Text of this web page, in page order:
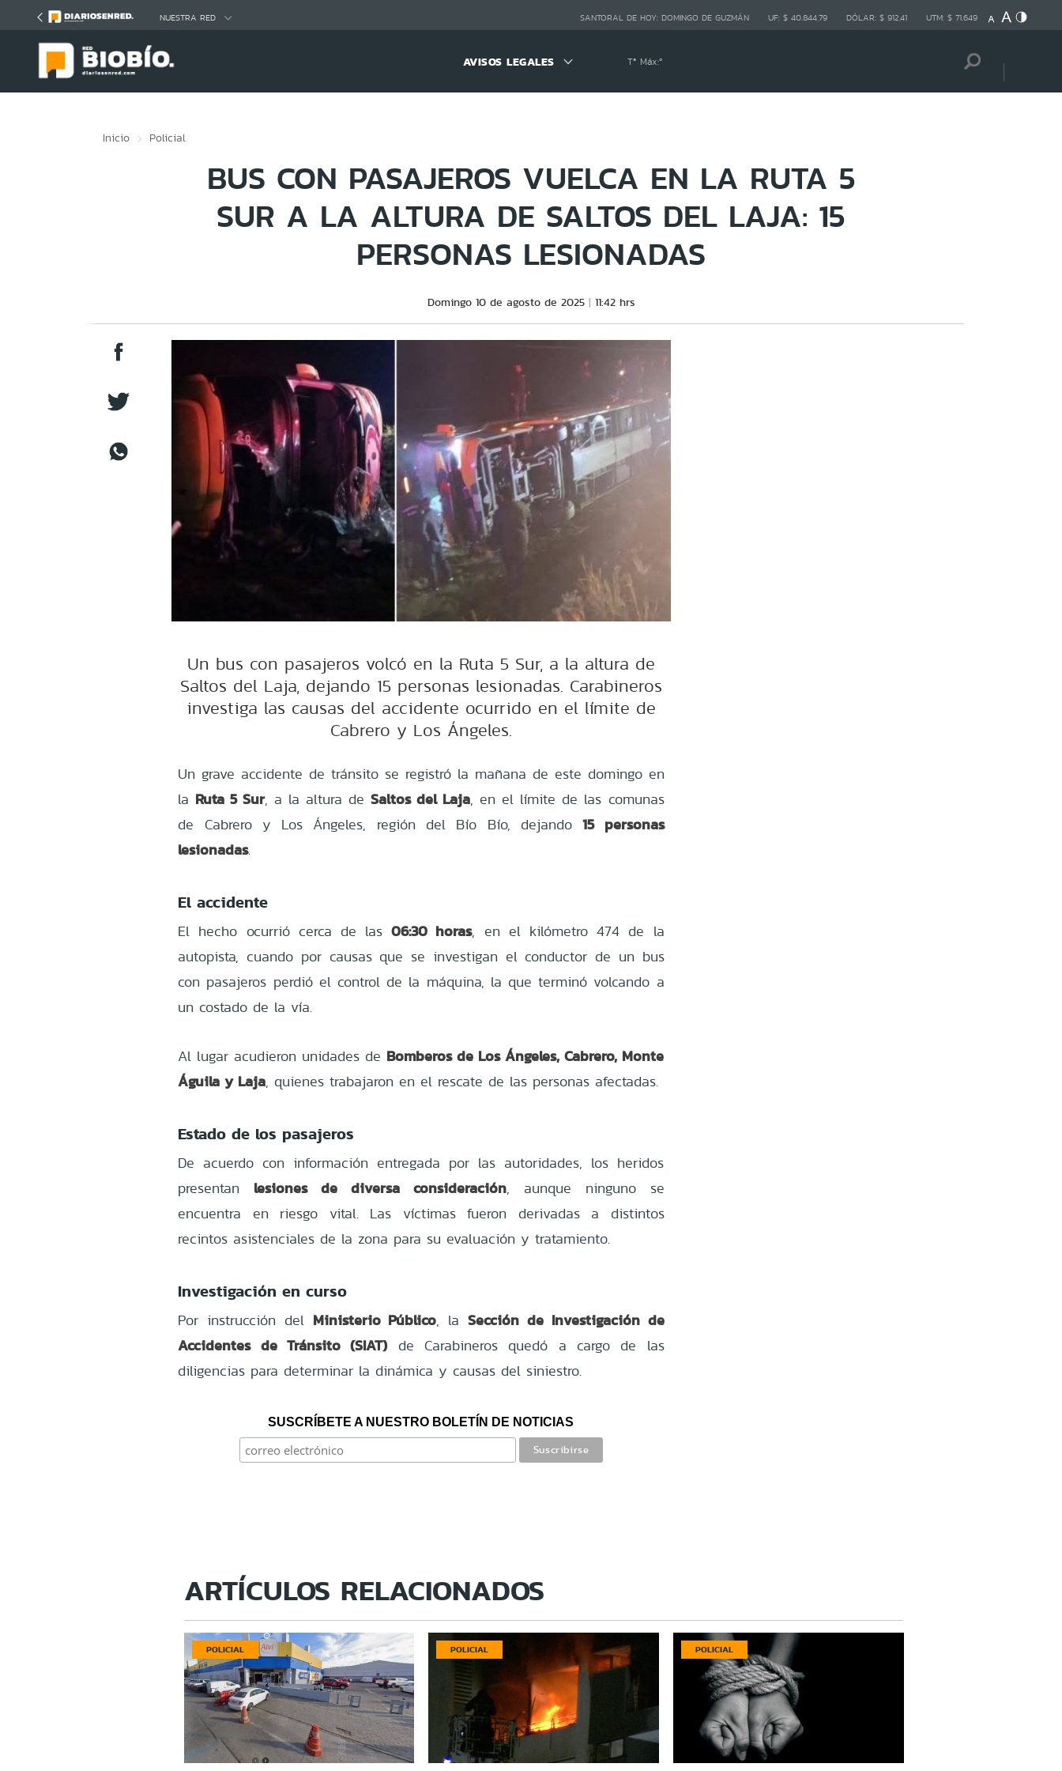
NUESTRA RED SANTORAL DE HOY: DOMINGO DE GUZMÁN UF: $ 40.844,79 DÓLAR: $ 912,41 UTM: $ 71.649
AVISOS LEGALES Tª Máx:º
Inicio Policial
BUS CON PASAJEROS VUELCA EN LA RUTA 5
SUR A LA ALTURA DE SALTOS DEL LAJA: 15
PERSONAS LESIONADAS
Domingo 10 de agosto de 2025 11:42 hrs
Un bus con pasajeros volcó en la Ruta 5 Sur, a la altura de
Saltos del Laja, dejando 15 personas lesionadas. Carabineros
investiga las causas del accidente ocurrido en el límite de
Cabrero y Los Ángeles.
Un grave accidente de tránsito se registró la mañana de este domingo en
la Ruta 5 Sur, a la altura deSaltos del Laja, en el límite de las comunas
de Cabrero y Los Ángeles, región del Bío Bío, dejando15 personas
lesionadas.
El accidente
El hecho ocurrió cerca de las06:30 horas, en el kilómetro 474 de la
autopista, cuando por causas que se investigan el conductor de un bus
con pasajeros perdió el control de la máquina, la que terminó volcando a
un costado de la vía.
Al lugar acudieron unidades de Bomberos de Los Ángeles, Cabrero, Monte
Águila y Laja, quienes trabajaron en el rescate de las personas afectadas.
Estado de los pasajeros
De acuerdo con información entregada por las autoridades, los heridos
presentan lesiones de diversa consideración, aunque ninguno se
encuentra en riesgo vital. Las víctimas fueron derivadas a distintos
recintos asistenciales de la zona para su evaluación y tratamiento.
Investigación en curso
Por instrucción del Ministerio Público, laSección de Investigación de
Accidentes de Tránsito (SIAT)de Carabineros quedó a cargo de las
diligencias para determinar la dinámica y causas del siniestro.
SUSCRÍBETE A NUESTRO BOLETÍN DE NOTICIAS
ARTÍCULOS RELACIONADOS
POLICIAL POLICIAL POLICIAL